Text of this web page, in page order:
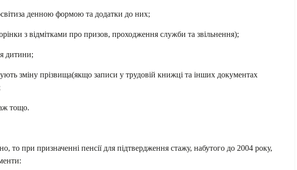
денною формою та додатки до них;
з відмітками про призов, проходження служби та звільнення);
дитини;
зміну прізвища(якщо записи у трудовій книжці та інших документах
тощо.
то при призначенні пенсії для підтвердження стажу, набутого до 2004 року,